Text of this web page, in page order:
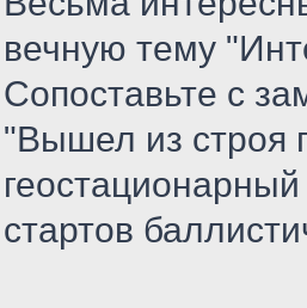
вечную тему
Сопоставьте с
"Вышел из строя
стартов